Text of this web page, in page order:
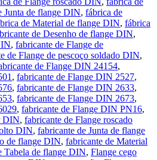
Junta de flange DIN, fábrica de
de Material de flange DIN, fábrica
de Desenho de flange DIN,
, fabricante de Flange de
de Flange de pescoço soldado DIN,
de Flange DIN 24154,
, fabricante de Flange DIN 2527,
, fabricante de Flange DIN 2633,
, fabricante de Flange DIN 2673,
, fabricante de Flange DIN PN16,
DIN, fabricante de Flange roscado
DIN, fabricante de Junta de flange
de flange DIN, fabricante de Material
Tabela de flange DIN, Flange cego